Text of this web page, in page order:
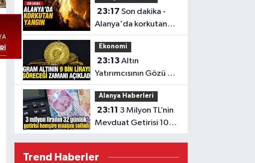
23:17 Son dakika -
Alanya'da korkutan
yangın
Ekonomi
23:13 Altın
Yatırımcısının Gözü 9
Bin TL’de
Alanya Haberleri
23:11
Mevduat Getirisi 100
Bini Aştı
Trend Haberler